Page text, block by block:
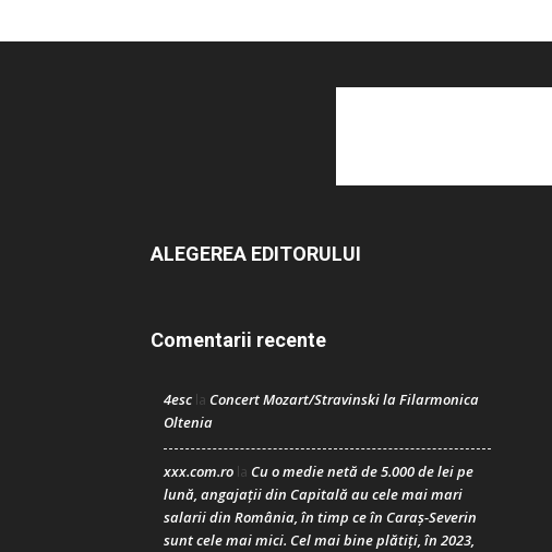
ALEGEREA EDITORULUI
Comentarii recente
4esc la Concert Mozart/Stravinski la Filarmonica
Oltenia
xxx.com.ro la Cu o medie netă de 5.000 de lei pe
lună, angajații din Capitală au cele mai mari
salarii din România, în timp ce în Caraș-Severin
sunt cele mai mici. Cel mai bine plătiți, în 2023,